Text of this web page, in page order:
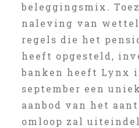
beleggingsmix.
naleving van
regels die het
heeft opgesteld,
banken heeft Lynx
september een
aanbod van het
omloop zal